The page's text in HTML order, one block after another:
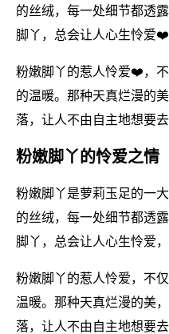
的丝绒，每一处细节都透
脚丫，总会让人心生怜爱❤️
粉嫩脚丫的惹人怜爱❤️，
的温暖。那种天真烂漫的
落，让人不由自主地想要
粉嫩脚丫的怜爱之情
粉嫩脚丫是萝莉玉足的一
的丝绒，每一处细节都透
脚丫，总会让人心生怜爱
粉嫩脚丫的惹人怜爱，不
温暖。那种天真烂漫的美
落，让人不由自主地想要